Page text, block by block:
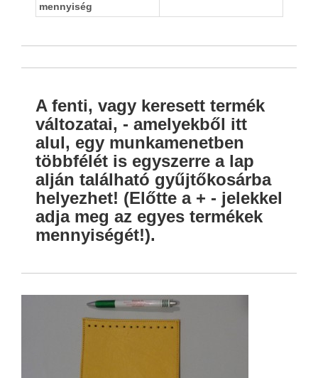
mennyiség
A fenti, vagy keresett termék
változatai, - amelyekből itt
alul, egy munkamenetben
többfélét is egyszerre a lap
alján található gyűjtőkosárba
helyezhet! (Előtte a + - jelekkel
adja meg az egyes termékek
mennyiségét!).